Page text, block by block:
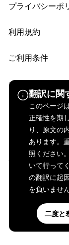
翻訳に関
このページ
正確性を期
り、原文の
あります。
照ください
いて行って
の翻訳に起
を負いません
二度と
プライバシーポ
利用規約
ご利用条件
カリフォルニア
アクセシビリ
法的情報
サイトマップ